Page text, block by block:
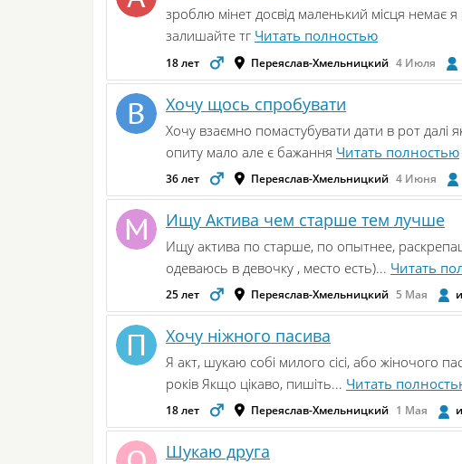
зроблю мінет досвід маленький місця немає я
залишайте тг Читать полностью
18 лет Переяслав-Хмельницкий 4 Июля
Хочу щось спробувати
Хочу взаємно помастубувати дати в рот далі
опиту мало але є бажання Читать полностью
36 лет Переяслав-Хмельницкий 4 Июня
Ищу Актива чем старше тем лучше
Ищу актива по старше, по опытнее,
одеваюсь в девочку , место есть)... Читать
25 лет Переяслав-Хмельницкий 5 Мая
Хочу ніжного пасива
Я акт, шукаю собі милого сісі, або жіночого
років Якщо цікаво, пишіть... Читать
18 лет Переяслав-Хмельницкий 1 Мая
Шукаю друга